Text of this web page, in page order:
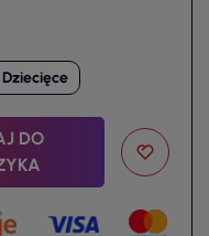
Dziecięce
DO